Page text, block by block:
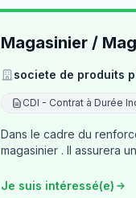
Magasinier /
societe de produits
CDI - Contrat à Durée
Dans le cadre du
magasinier . Il assurera
Je suis intéressé(e)